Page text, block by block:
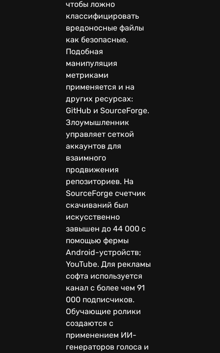
чтобы ложно
классифицировать
вредоносные файлы
как безопасные.
Подобная
манипуляция
метриками
применяется и на
других ресурсах:
GitHub и SourceForge.
Злоумышленник
управляет сеткой
аккаунтов для
взаимного
продвижения
репозиториев. На
SourceForge счетчик
скачиваний был
искусственно
завышен до 44 000 с
помощью фермы
Android-устройств;
YouTube. Для рекламы
софта используется
канал с более чем 91
000 подписчиков.
Обучающие ролики
создаются с
применением ИИ-
генераторов голоса и